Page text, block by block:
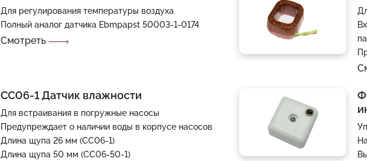
Для регулирования температуры воздуха
Полный аналог датчика Ebmpapst 50003-1-0174
Смотреть
СС06-1 Датчик влажности
Для встраивания в погружные насосы
Предупреждает о наличии воды в корпусе насосов
Длина щупа 26 мм (СС06-1)
Длина щупа 50 мм (СС06-50-1)